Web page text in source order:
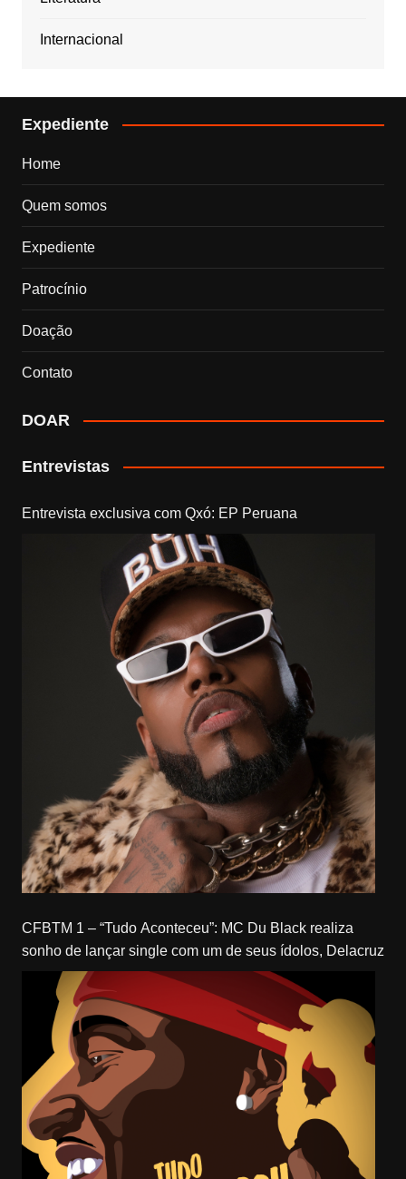
Internacional
Expediente
Home
Quem somos
Expediente
Patrocínio
Doação
Contato
DOAR
Entrevistas
Entrevista exclusiva com Qxó: EP Peruana
CFBTM 1 – “Tudo Aconteceu”: MC Du Black realiza
sonho de lançar single com um de seus ídolos, Delacruz